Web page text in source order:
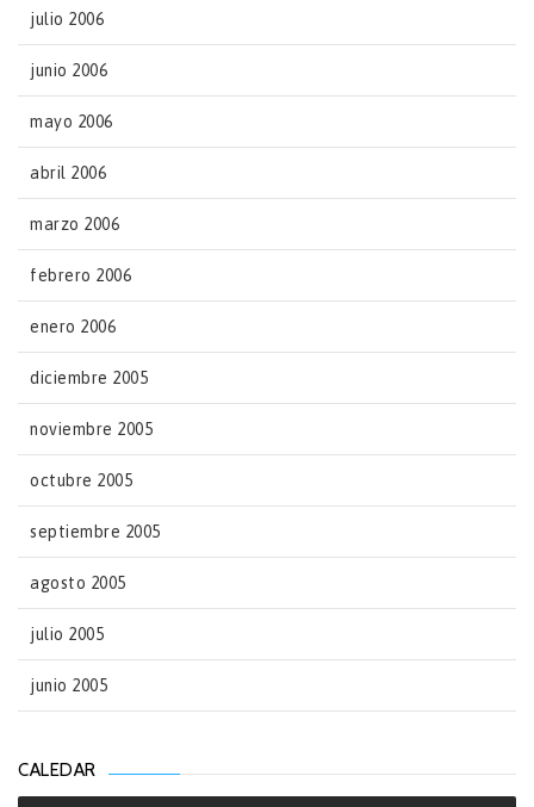
julio 2006
junio 2006
mayo 2006
abril 2006
marzo 2006
febrero 2006
enero 2006
diciembre 2005
noviembre 2005
octubre 2005
septiembre 2005
agosto 2005
julio 2005
junio 2005
CALEDAR